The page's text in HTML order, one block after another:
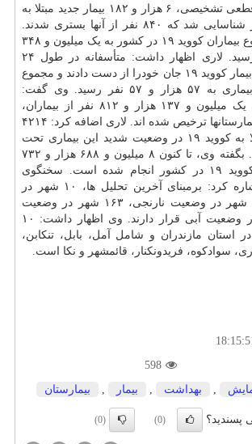
برمبنای معیارهای قطعی تشخیصی، ۶ هزار و ۱۸۲ بیمار جدید مبتلا به
کووید ۱۹ در کشور شناسایی شد که ۸۴۰ نفر از آنها بستری شدند.
وی ادامه داد: مجموع بیماران کووید ۱۹ در کشور به یک میلیون و ۳۴۸
هزار و ۳۱۶ نفر رسید. لاری اظهار داشت: متأسفانه در طول ۲۴
ساعت گذشته، ۸۴ بیمار کووید ۱۹ جان خودرا از دست دادند و مجموع
جان باختگان این بیماری به ۵۷ هزار و ۵۷ نفر رسید. وی گفت:
خوشبختانه تا کنون یک میلیون و ۱۳۷ هزار و ۸۱۲ نفر از بیماران،
بهبود یافته و یا از بیمارستانها ترخیص شده اند. لاری اضافه کرد: ۴۲۱۴
نفر از بیماران مبتلا به کووید ۱۹ در وضعیت شدید این بیماری تحت
مراقبت قرار دارند. بگفته وی، تا کنون ۸ میلیون و ۶۸۸ هزار و ۷۳۲
سخنگوی
اشاره کرد: برمبنای آخرین تحلیل ها، ۱۰ شهر در
وضعیت قرمز، ۲۳ شهر در وضعیت نارنجی، ۱۶۳ شهر در وضعیت
زرد و ۲۵۲ شهر در وضعیت آبی قرار دارند. وی اظهار داشت: ۱۰
استان مازندران و شامل آمل، بابل، تنکابن،
سوادکوه، فریدونکنار، قائمشهر و نکا است.
598
بهداشت بیمار بیمارستان
پسندید؟ (0)
(0)